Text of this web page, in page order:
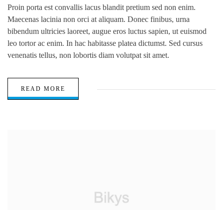
Proin porta est convallis lacus blandit pretium sed non enim.
Maecenas lacinia non orci at aliquam. Donec finibus, urna
bibendum ultricies laoreet, augue eros luctus sapien, ut euismod
leo tortor ac enim. In hac habitasse platea dictumst. Sed cursus
venenatis tellus, non lobortis diam volutpat sit amet.
READ MORE